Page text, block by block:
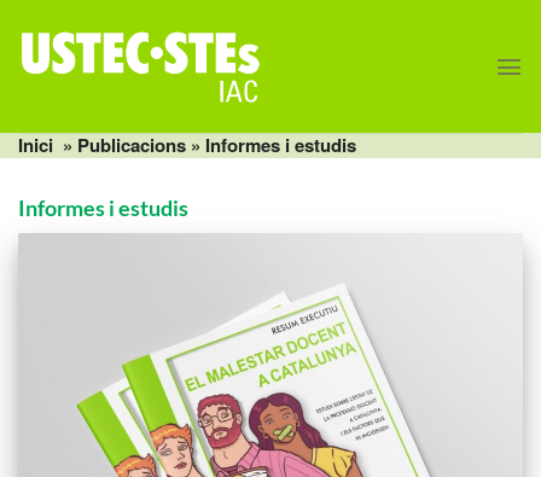
content
Inici » Publicacions » Informes i estudis
Informes i estudis